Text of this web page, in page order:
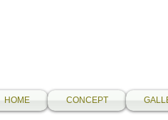
HOME CONCEPT